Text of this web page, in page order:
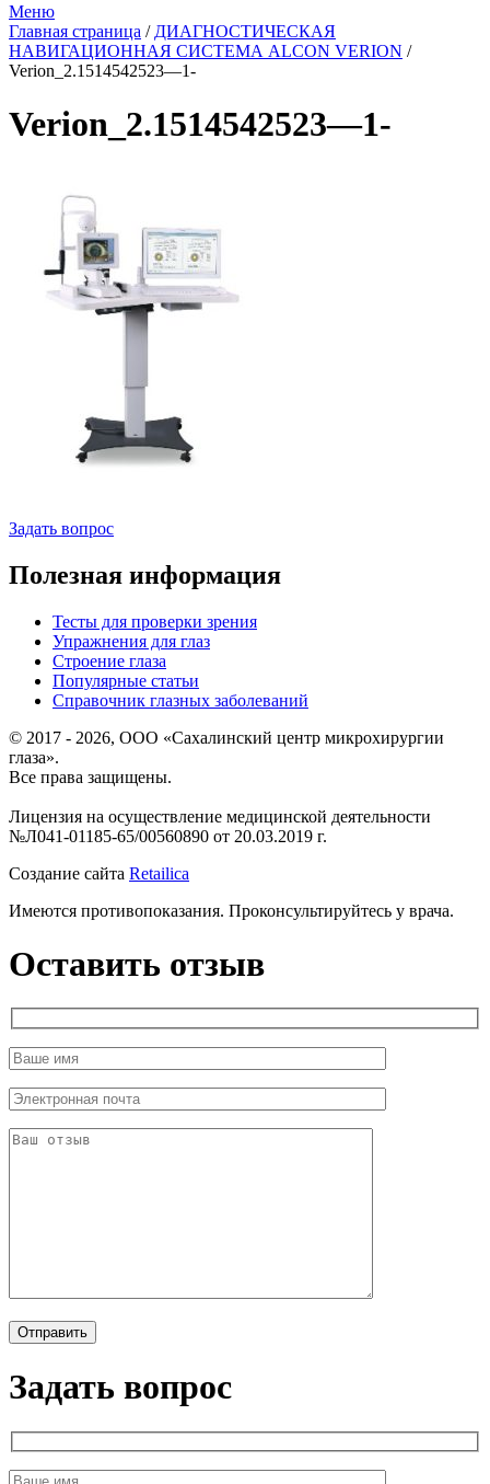
Меню
Главная страница / ДИАГНОСТИЧЕСКАЯ
НАВИГАЦИОННАЯ СИСТЕМА ALCON VERION /
Verion_2.1514542523—1-
Verion_2.1514542523—1-
Задать вопрос
Полезная информация
Тесты для проверки зрения
Упражнения для глаз
Строение глаза
Популярные статьи
Справочник глазных заболеваний
© 2017 - 2026, ООО «Сахалинский центр микрохирургии
глаза».
Все права защищены.
Лицензия на осуществление медицинской деятельности
№Л041-01185-65/00560890 от 20.03.2019 г.
Создание сайта Retailica
Имеются противопоказания. Проконсультируйтесь у врача.
Оставить отзыв
Задать вопрос